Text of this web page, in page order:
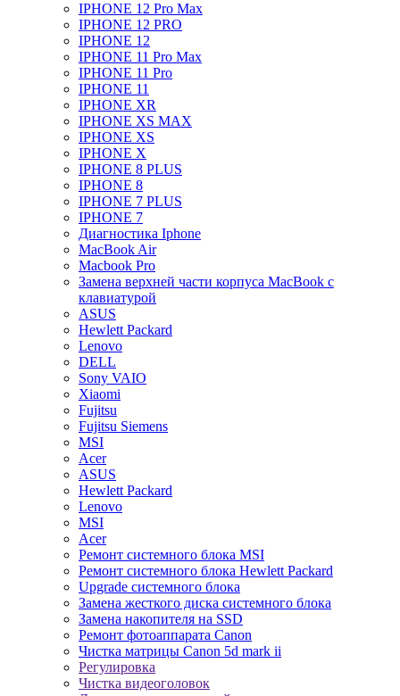
IPHONE 12 Pro Max
IPHONE 12 PRO
IPHONE 12
IPHONE 11 Pro Max
IPHONE 11 Pro
IPHONE 11
IPHONE XR
IPHONE XS MAX
IPHONE XS
IPHONE X
IPHONE 8 PLUS
IPHONE 8
IPHONE 7 PLUS
IPHONE 7
Диагностика Iphone
MacBook Air
Macbook Pro
Замена верхней части корпуса MacBook с
клавиатурой
ASUS
Hewlett Packard
Lenovo
DELL
Sony VAIO
Xiaomi
Fujitsu
Fujitsu Siemens
MSI
Acer
ASUS
Hewlett Packard
Lenovo
MSI
Acer
Ремонт системного блока MSI
Ремонт системного блока Hewlett Packard
Upgrade системного блока
Замена жесткого диска системного блока
Замена накопителя на SSD
Ремонт фотоаппарата Canon
Чистка матрицы Canon 5d mark ii
Регулировка
Чистка видеоголовок